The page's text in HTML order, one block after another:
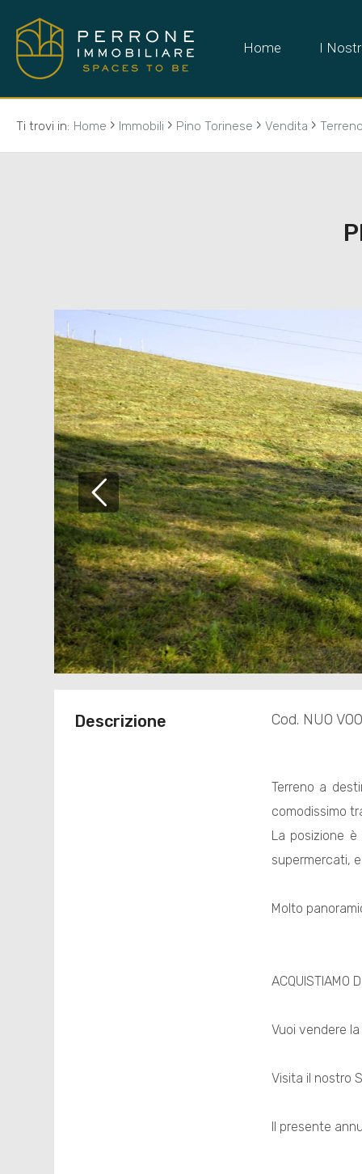
Home I
Ti trovi in: Home › Immobili › Pino Torinese › Vendita ›
Descrizione Cod. NUO
Terreno a
comodissimo
La posizione
supermercati,
Molto
ACQUISTIAMO
Vuoi vendere
Visita il nostro
Il presente